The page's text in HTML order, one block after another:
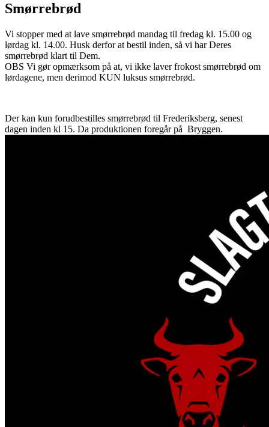
Smørrebrød
Vi stopper med at lave smørrebrød mandag til fredag kl. 15.00 og
lørdag kl. 14.00. Husk derfor at bestil inden, så vi har Deres
smørrebrød klart til Dem.
OBS Vi gør opmærksom på at, vi ikke laver frokost smørrebrød om
lørdagene, men derimod KUN luksus smørrebrød.
Der kan kun forudbestilles smørrebrød til Frederiksberg, senest
dagen inden kl 15. Da produktionen foregår på Bryggen.